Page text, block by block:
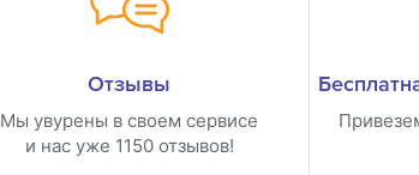
Отзывы
Мы увурены в своем сервисе
и нас уже 1150 отзывов!